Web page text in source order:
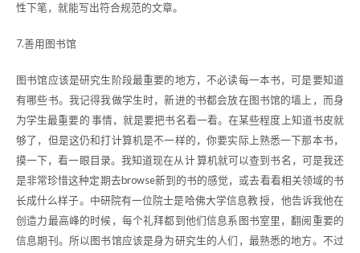
性下笔，就能写出符合规范的文章。
7.善用图书馆
图书馆应该是研究生阶段最重要的地方，不必读每一本书，可是要知道
有哪些书。我记得我做学生时，新进的书都会放在图书馆的墙上，而身
为学生最重要的 事情，就是要把书名看一看。在某些程度上知道书皮就
够了，但是这仍和打计算机是不一样的，你要实际上熟悉一下那本书，
摸一下，看一眼目录。我知道现在从计 算机就可以查到书名，可是我还
是非常珍惜这种定期去browse新到的书的感觉，或去看看相关领域的书
长成什么样子。中研院有一位院士是哈佛大学信息教 授，他告诉我他在
创造力最高峰的时候，每个礼拜都到他们信息系图书室里，翻阅重要的
信息期刊。所以图书馆应该是身为研究生的人们，最熟悉的地方。不过